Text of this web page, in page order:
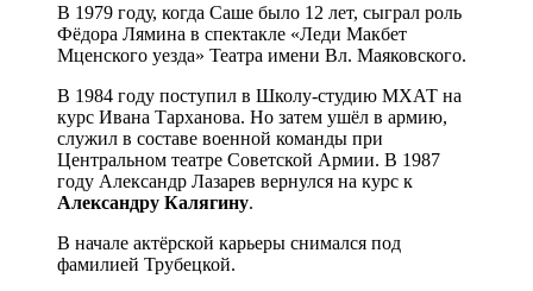
В 1979 году, когда Саше было 12 лет, сыграл роль
Фёдора Лямина в спектакле «Леди Макбет
Мценского уезда» Театра имени Вл. Маяковского.
В 1984 году поступил в Школу-студию МХАТ на
курс Ивана Тарханова. Но затем ушёл в армию,
служил в составе военной команды при
Центральном театре Советской Армии. В 1987
году Александр Лазарев вернулся на курс к
Александру Калягину.
В начале актёрской карьеры снимался под
фамилией Трубецкой.